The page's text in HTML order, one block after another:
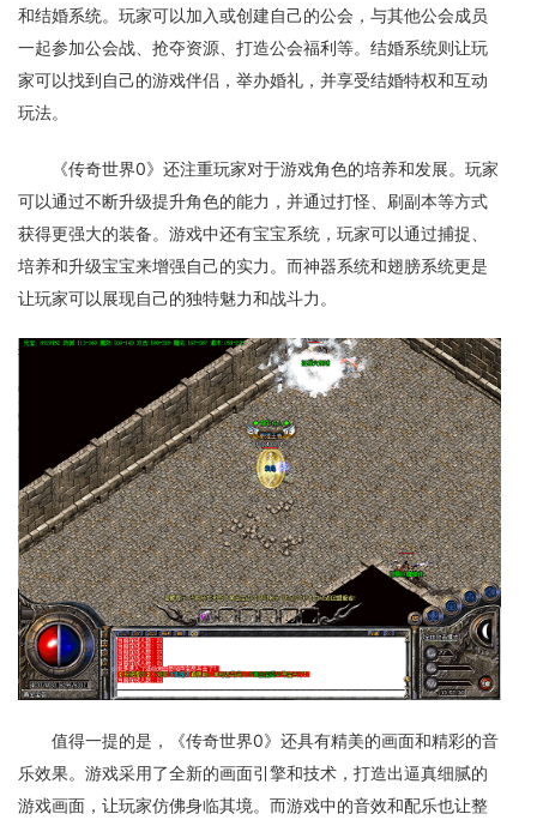
和结婚系统。玩家可以加入或创建自己的公会，与其他公会成员
一起参加公会战、抢夺资源、打造公会福利等。结婚系统则让玩
家可以找到自己的游戏伴侣，举办婚礼，并享受结婚特权和互动
玩法。
《传奇世界0》还注重玩家对于游戏角色的培养和发展。玩家
可以通过不断升级提升角色的能力，并通过打怪、刷副本等方式
获得更强大的装备。游戏中还有宝宝系统，玩家可以通过捕捉、
培养和升级宝宝来增强自己的实力。而神器系统和翅膀系统更是
让玩家可以展现自己的独特魅力和战斗力。
值得一提的是，《传奇世界0》还具有精美的画面和精彩的音
乐效果。游戏采用了全新的画面引擎和技术，打造出逼真细腻的
游戏画面，让玩家仿佛身临其境。而游戏中的音效和配乐也让整